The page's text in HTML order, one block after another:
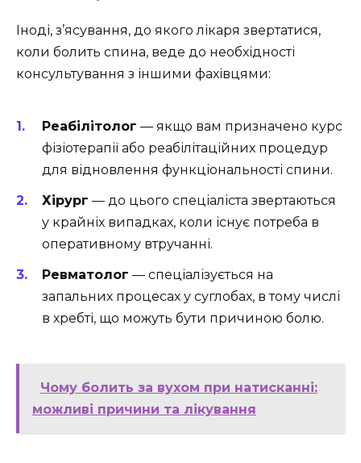
Іноді, з’ясування, до якого лікаря звертатися,
коли болить спина, веде до необхідності
консультування з іншими фахівцями:
Реабілітолог — якщо вам призначено курс
фізіотерапії або реабілітаційних процедур
для відновлення функціональності спини.
Хірург — до цього спеціаліста звертаються
у крайніх випадках, коли існує потреба в
оперативному втручанні.
Ревматолог — спеціалізується на
запальних процесах у суглобах, в тому числі
в хребті, що можуть бути причиною болю.
Чому болить за вухом при натисканні:
можливі причини та лікування